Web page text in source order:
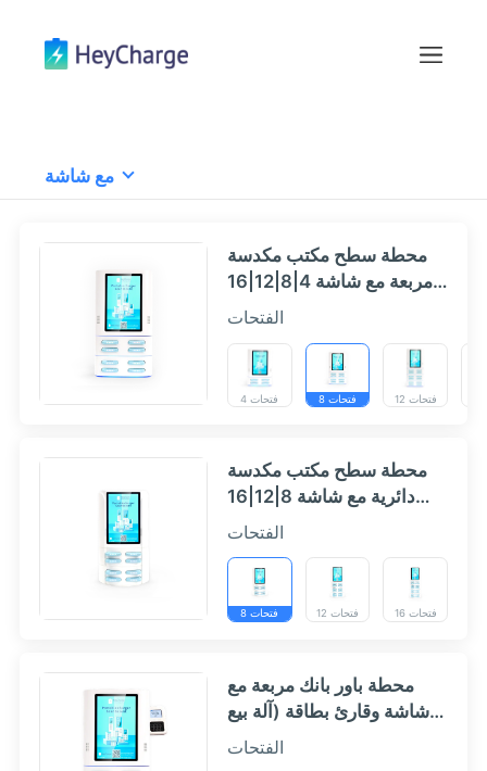
مع شاشة
محطة سطح مكتب مكدسة
مربعة مع شاشة 4|8|12|16
فتحات - HeyChargeالفتحات
4 فتحات 8 فتحات 12 فتحات
محطة سطح مكتب مكدسة
دائرية مع شاشة 8|12|16
فتحات - HeyChargeالفتحات
8 فتحات 12 فتحات 16 فتحات
محطة باور بانك مربعة مع
شاشة وقارئ بطاقة (آلة بيع
باور بانك سطح مكتب
الفتحات